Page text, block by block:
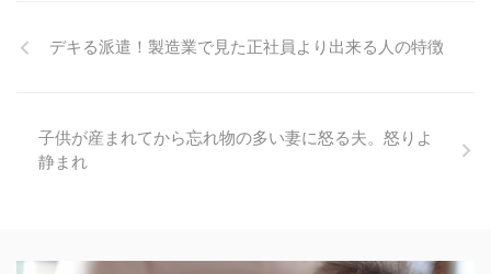
デキる派遣！製造業で見た正社員より出来る人の特徴
子供が産まれてから忘れ物の多い妻に怒る夫。怒りよ
静まれ